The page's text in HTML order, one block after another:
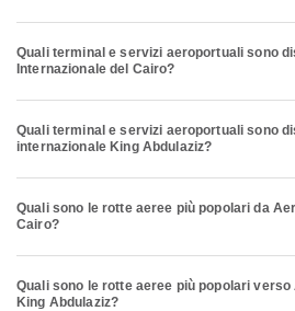
Quali terminal e servizi aeroportuali sono
Internazionale del Cairo?
Quali terminal e servizi aeroportuali sono
internazionale King Abdulaziz?
Quali sono le rotte aeree più popolari da
Cairo?
Quali sono le rotte aeree più popolari
King Abdulaziz?